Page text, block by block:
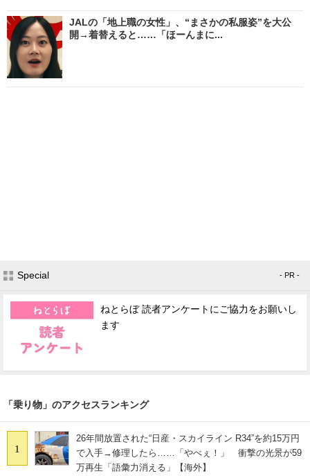
JALの「地上職の女性」、“まさかの私服姿”を大公
開→着替えると……「ほーんまに...
Special - PR -
ねとらぼ 読者アンケートにご協力をお願いし
ます
「乗り物」のアクセスランキング
1
26年間放置された“日産・スカイライン R34”を約15万円
で入手→修理したら……「やべぇ！」 衝撃の光景が59
万再生「語彙力消える」【海外】